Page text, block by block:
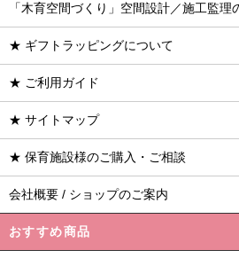
「木育空間づくり」空間設計／施工監理
★ ギフトラッピングについて
★ ご利用ガイド
★ サイトマップ
★ 保育施設様のご購入・ご相談
会社概要 / ショップのご案内
おすすめ商品